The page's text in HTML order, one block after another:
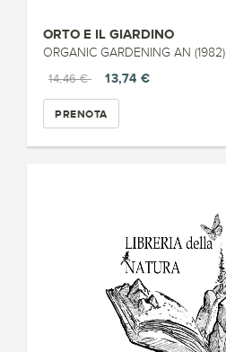
ORTO E IL GIARDINO
ORGANIC GARDENING AN (1982)
14,46 €
13,74 €
PRENOTA